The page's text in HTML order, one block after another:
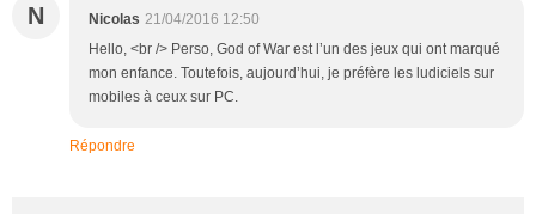
N Nicolas 21/04/2016 12:50
Hello, <br /> Perso, God of War est l’un des jeux qui ont marqué
mon enfance. Toutefois, aujourd’hui, je préfère les ludiciels sur
mobiles à ceux sur PC.
Répondre